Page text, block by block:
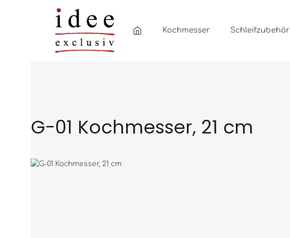
Zum Hauptinhalt springen
Zur Hauptnavigation springen
Kochmesser Schleifzubehör
G-01 Kochmesser, 21 cm
Bildergalerie überspringen